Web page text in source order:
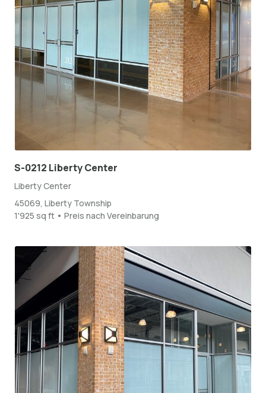
S-0212 Liberty Center
Liberty Center
45069, Liberty Township
1'925 sq ft • Preis nach Vereinbarung